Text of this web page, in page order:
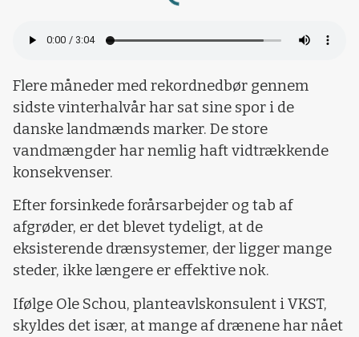
Flere måneder med rekordnedbør gennem
sidste vinterhalvår har sat sine spor i de
danske landmænds marker. De store
vandmængder har nemlig haft vidtrækkende
konsekvenser.
Efter forsinkede forårsarbejder og tab af
afgrøder, er det blevet tydeligt, at de
eksisterende drænsystemer, der ligger mange
steder, ikke længere er effektive nok.
Ifølge Ole Schou, planteavlskonsulent i VKST,
skyldes det især, at mange af drænene har nået